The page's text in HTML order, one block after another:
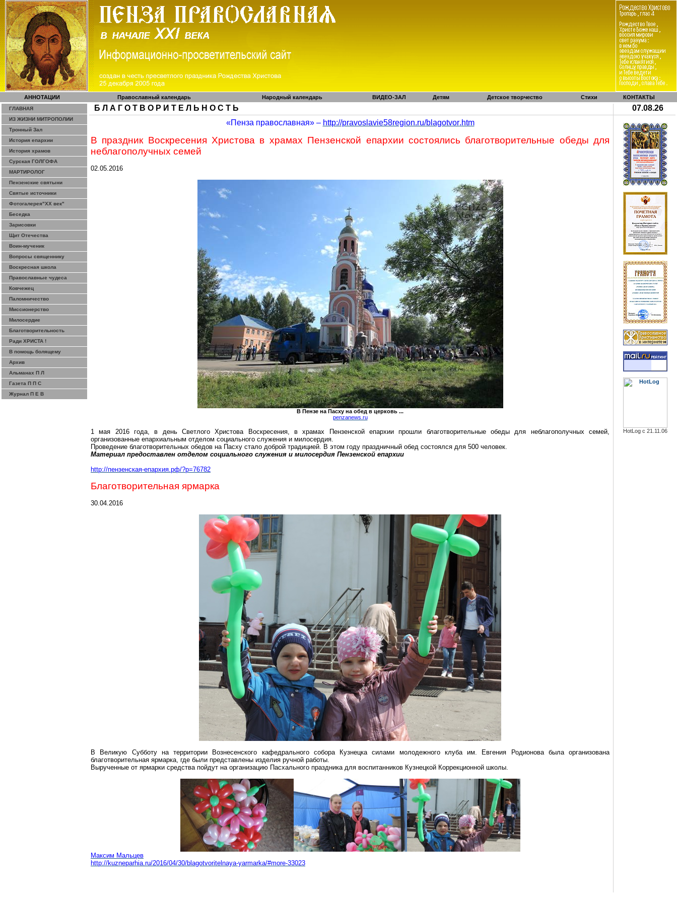
АННОТАЦИИ Православный календарь Народный календарь ВИДЕО-ЗАЛ Детям Детское творчество Стихи КОНТАКТЫ
ГЛАВНАЯ
ИЗ ЖИЗНИ МИТРОПОЛИИ
Тронный Зал
История епархии
История храмов
Сурская ГОЛГОФА
МАРТИРОЛОГ
Пензенские святыни
Святые источники
Фотогалерея"ХХ век"
Беседка
Зарисовки
Щит Отечества
Воин-мученик
Вопросы священнику
Воскресная школа
Православные чудеса
Ковчежец
Паломничество
Миссионерство
Милосердие
Благотворительность
Ради ХРИСТА !
В помощь болящему
Архив
Альманах П Л
Газета П П С
Журнал П Е В
Б Л А Г О Т В О Р И Т Е Л Ь Н О С Т Ь
07.08.26
«Пенза православная» – http://pravoslavie58region.ru/blagotvor.htm
В праздник Воскресения Христова в храмах Пензенской епархии состоялись благотворительные обеды для
неблагополучных семей
02.05.2016
В Пензе на Пасху на обед в церковь ...
penzanews.ru
1 мая 2016 года, в день Светлого Христова Воскресения, в храмах Пензенской епархии прошли благотворительные обеды для неблагополучных семей,
организованные епархиальным отделом социального служения и милосердия.
Проведение благотворительных обедов на Пасху стало доброй традицией. В этом году праздничный обед состоялся для 500 человек.
Материал предоставлен отделом социального служения и милосердия Пензенской епархии
http://пензенская-епархия.рф/?p=76782
Благотворительная ярмарка
30.04.2016
В Великую Субботу на территории Вознесенского кафедрального собора Кузнецка силами молодежного клуба им. Евгения Родионова была организована
благотворительная ярмарка, где были представлены изделия ручной работы.
Вырученные от ярмарки средства пойдут на организацию Пасхального праздника для воспитанников Кузнецкой Коррекционной школы.
Максим Мальцев
http://kuzneparhia.ru/2016/04/30/blagotvoritelnaya-yarmarka/#more-33023
HotLog с 21.11.06